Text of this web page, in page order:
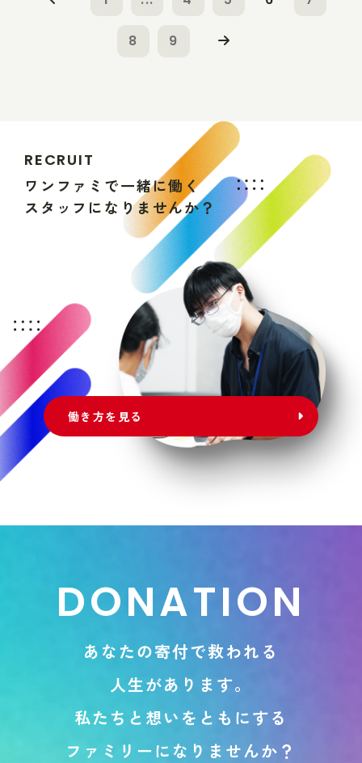
8 9
RECRUIT
ワ ン フ ァ ミ で一緒に働 く
ス タ ッ フ にな りま せんか？
働き方を見る
DONATION
あ な たの寄付で救われ る
人生があ り ま す。
私た ち と 想い を と も にする
フ ァ ミ リ ーに な り ま せんか ？